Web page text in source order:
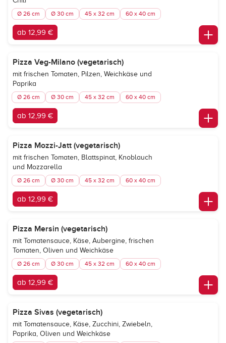
Ø 26 cm Ø 30 cm 45 x 32 cm 60 x 40 cm
ab 12,99 €
Pizza Veg-Milano (vegetarisch)
mit frischen Tomaten, Pilzen, Weichkäse und
Paprika
Ø 26 cm Ø 30 cm 45 x 32 cm 60 x 40 cm
ab 12,99 €
Pizza Mozzi-Jatt (vegetarisch)
mit frischen Tomaten, Blattspinat, Knoblauch
und Mozzarella
Ø 26 cm Ø 30 cm 45 x 32 cm 60 x 40 cm
ab 12,99 €
Pizza Mersin (vegetarisch)
mit Tomatensauce, Käse, Aubergine, frischen
Tomaten, Oliven und Weichkäse
Ø 26 cm Ø 30 cm 45 x 32 cm 60 x 40 cm
ab 12,99 €
Pizza Sivas (vegetarisch)
mit Tomatensauce, Käse, Zucchini, Zwiebeln,
Paprika, Oliven und Weichkäse